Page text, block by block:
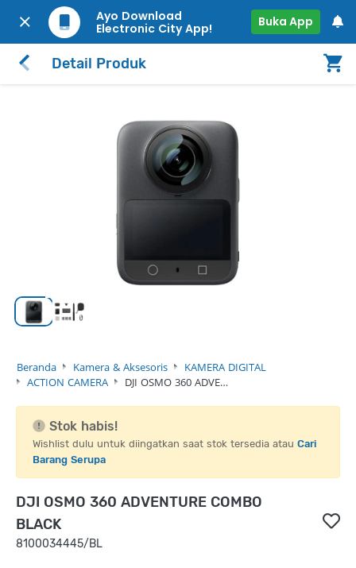
Ayo Download
Electronic City App!
Buka App
Detail Produk
Beranda Kamera & Aksesoris
KAMERA DIGITAL
ACTION CAMERA
DJI OSMO 360 ADVE…
Stok habis!
Wishlist dulu untuk diingatkan saat stok tersedia atau Cari
Barang Serupa
DJI OSMO 360 ADVENTURE COMBO
BLACK
8100034445/BL